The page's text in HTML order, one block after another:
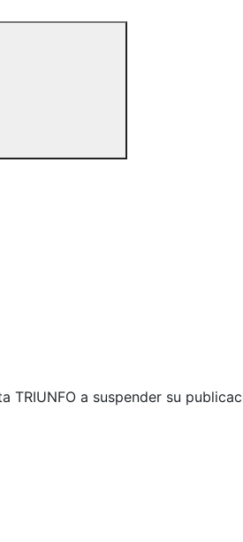
TRIUNFO a suspender su